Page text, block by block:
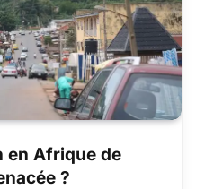
en Afrique de
?